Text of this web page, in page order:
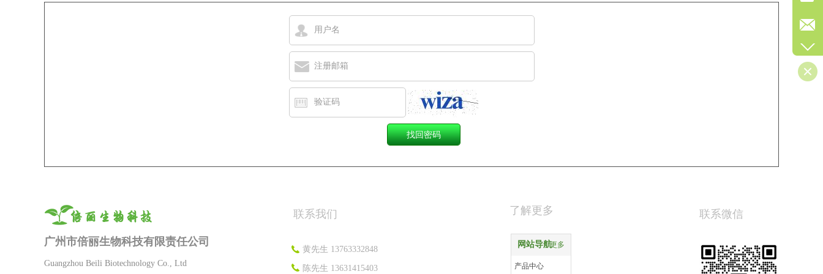
用户名
注册邮箱
验证码
网站导航更多
产品中心
黄先生 13763332848
联系我们 了解更多 联系微信
广州市倍丽生物科技有限责任公司
Guangzhou Beili Biotechnology Co., Ltd
陈先生 13631415403